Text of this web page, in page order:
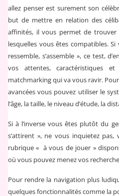
allez penser est surement son
but de mettre en relation des
affinités, il vous permet de trouver
lesquelles vous êtes compatibles.
ressemble, s’assemble », ce test,
vos attentes, caractéristiques
matchmarking qui va vous ravir.
avancées vous pouvez utiliser le
l’âge, la taille, le niveau d’étude, la
Si à l’inverse vous êtes plutôt du
s’attirent », ne vous inquietez
rubrique « à vous de jouer »
où vous pouvez menez vos
Pour rendre la navigation plus
quelques fonctionnalités comme la